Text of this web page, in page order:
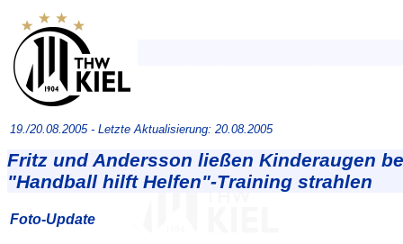
19./20.08.2005 - Letzte Aktualisierung: 20.08.2005
Fritz und Andersson ließen Kinderaugen
"Handball hilft Helfen"-Training strahlen
Foto-Update